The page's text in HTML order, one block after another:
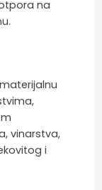
na
vinarstva,
i